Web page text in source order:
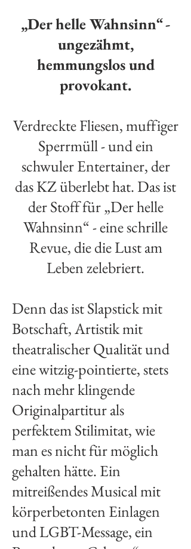
„Der helle Wahnsinn“ -
ungezähmt,
hemmungslos und
provokant.
Verdreckte Fliesen, muffiger
Sperrmüll - und ein
schwuler Entertainer, der
das KZ überlebt hat. Das ist
der Stoff für „Der helle
Wahnsinn“ - eine schrille
Revue, die die Lust am
Leben zelebriert.
Denn das ist Slapstick mit
Botschaft, Artistik mit
theatralischer Qualität und
eine witzig-pointierte, stets
nach mehr klingende
Originalpartitur als
perfektem Stilimitat, wie
man es nicht für möglich
gehalten hätte. Ein
mitreißendes Musical mit
körperbetonten Einlagen
und LGBT-Message, ein